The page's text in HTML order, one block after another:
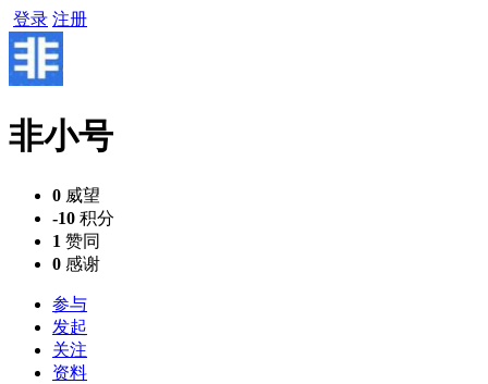
登录 注册
非小号
0 威望
-10 积分
1 赞同
0 感谢
参与
发起
关注
资料